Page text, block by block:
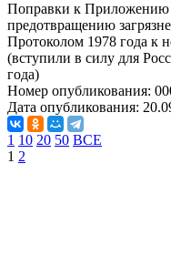
Поправки к
предотвращению
Протоколом 1978 года к
(вступили в силу для
года)
Номер опубликования:
Дата опубликования:
1 10 20 50 ВСЕ
1 2